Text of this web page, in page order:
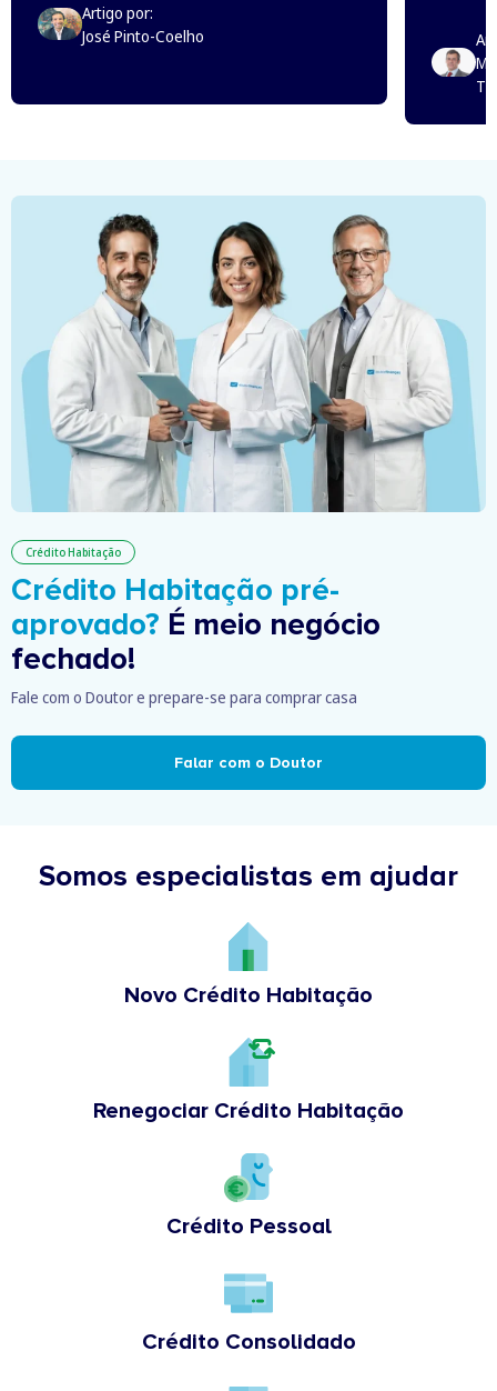
Artigo por:
José Pinto-Coelho
Crédito Habitação
Crédito Habitação pré-
aprovado? É meio negócio
fechado!
Fale com o Doutor e prepare-se para comprar casa
Falar com o Doutor
Somos especialistas em ajudar
Novo Crédito Habitação
Renegociar Crédito Habitação
Crédito Pessoal
Crédito Consolidado